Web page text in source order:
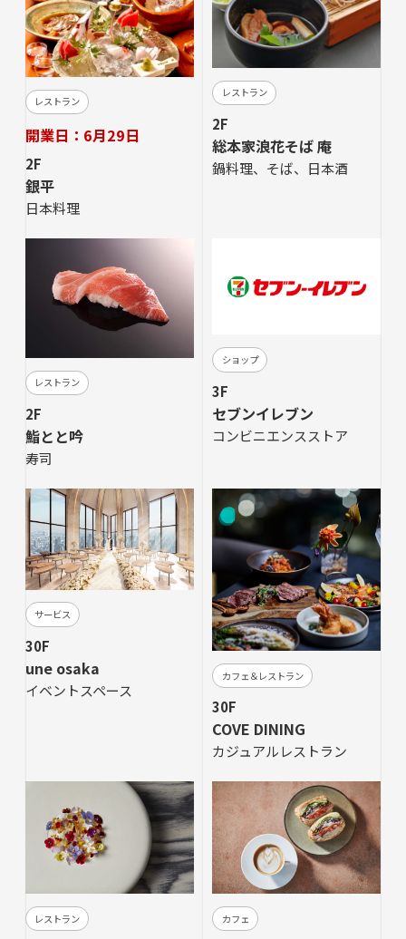
レストラン
開業日：6月29日
2F
銀平
日本料理
レストラン
2F
総本家浪花そば 庵
鍋料理、そば、日本酒
レストラン
2F
鮨とと吟
寿司
ショップ
3F
セブンイレブン
コンビニエンスストア
サービス
30F
une osaka
イベントスペース
カフェ＆レストラン
30F
COVE DINING
カジュアルレストラン
レストラン カフェ